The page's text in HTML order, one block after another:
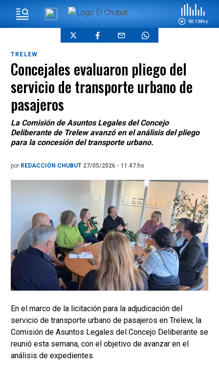
90.1 Mhz
TRELEW
Concejales evaluaron pliego del
servicio de transporte urbano de
pasajeros
La Comisión de Asuntos Legales del Concejo
Deliberante de Trelew avanzó en el análisis del pliego
para la concesión del transporte urbano.
por REDACCIÓN CHUBUT 27/05/2026 - 11.47.hs
En el marco de la licitación para la adjudicación del
servicio de transporte urbano de pasajeros en Trelew, la
Comisión de Asuntos Legales del Concejo Deliberante se
reunió esta semana, con el objetivo de avanzar en el
análisis de expedientes.